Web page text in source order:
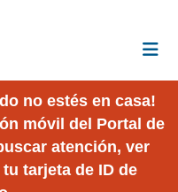
no estés en casa!
móvil del Portal de
atención, ver
tarjeta de ID de